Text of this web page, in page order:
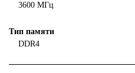
3600 МГц
Тип памяти
DDR4